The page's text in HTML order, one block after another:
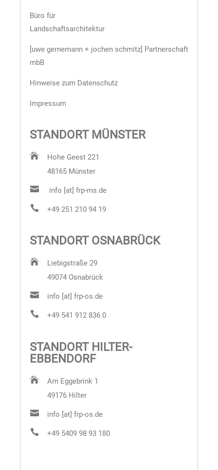
Büro für
Landschaftsarchitektur
[uwe gernemann + jochen schmitz] Partnerschaft
mbB
Hinweise zum Datenschutz
Impressum
STANDORT MÜNSTER

Hohe Geest 221
48165 Münster

info [at] frp-ms.de

+49 251 210 94 19
STANDORT OSNABRÜCK

Liebigstraße 29
49074 Osnabrück

info [at] frp-os.de

+49 541 912 836 0
STANDORT HILTER-
EBBENDORF

Am Eggebrink 1
49176 Hilter

info [at] frp-os.de

+49 5409 98 93 180